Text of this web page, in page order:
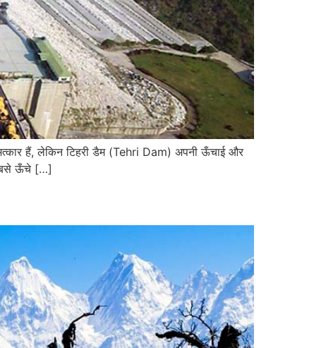
हैं, लेकिन टिहरी डैम (Tehri Dam) अपनी ऊँचाई और
ऊँचे […]